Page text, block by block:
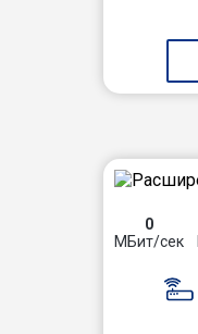
0
МБит/сек